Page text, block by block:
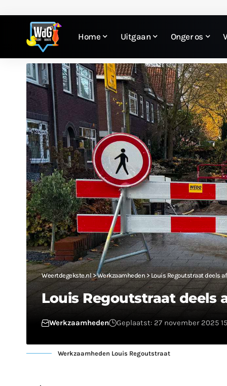
Home Uitgaan Onger os
Weertdegekste.nl>Werkzaamheden > Louis Regoutstraat deels
Louis Regoutstraat deels
Werkzaamheden Geplaatst: 27 november 2025
Werkzaamheden Louis Regoutstraat